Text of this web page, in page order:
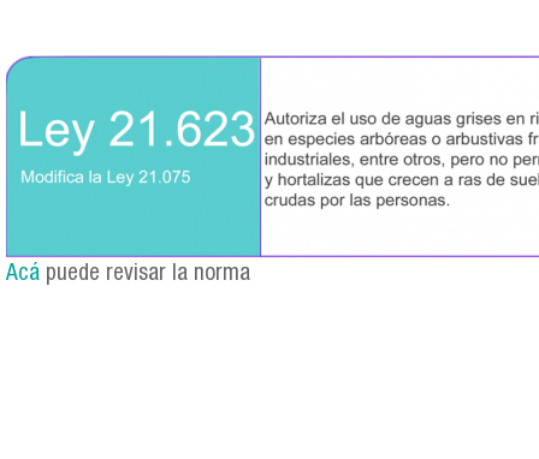
ley_21623.png
Acá puede revisar la norma